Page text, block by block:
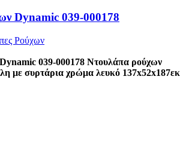
Dynamic 039-000178
Ρούχων
039-000178 Ντουλάπα ρούχων
με συρτάρια χρώμα λευκό 137x52x187εκ